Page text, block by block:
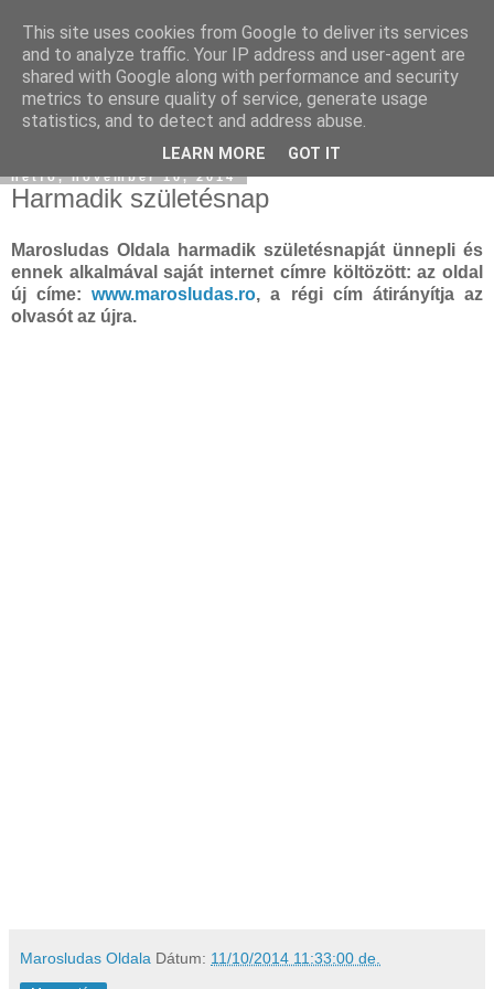
hétfő, november 10, 2014
Harmadik születésnap
Marosludas Oldala harmadik születésnapját ünnepli és
ennek alkalmával saját internet címre költözött: az oldal
új címe:www.marosludas.ro, a régi cím átirányítja az
olvasót az újra.
Marosludas Oldala Dátum: 11/10/2014 11:33:00 de.
This site uses cookies from Google to deliver its services
and to analyze traffic. Your IP address and user-agent are
shared with Google along with performance and security
metrics to ensure quality of service, generate usage
statistics, and to detect and address abuse.
LEARN MORE GOT IT